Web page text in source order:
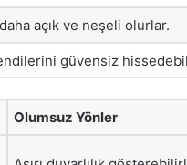
açık ve neşeli olurlar.
güvensiz
Olumsuz Yönler